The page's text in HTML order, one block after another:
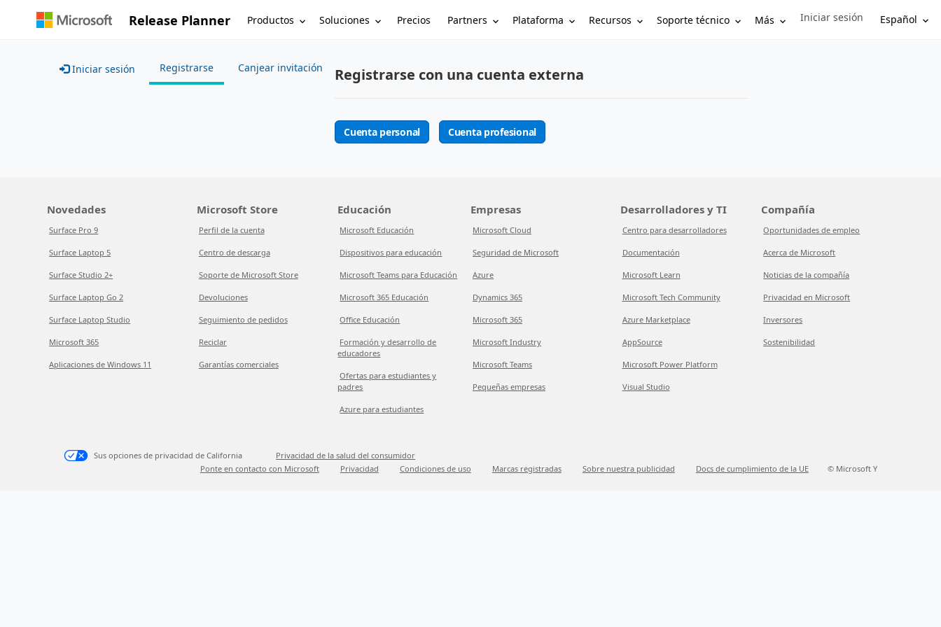
Release Planner Productos Soluciones Precios Partners Plataforma Recursos Soporte técnico Más Sign in to your account
Iniciar sesión Español
Iniciar sesión Registrarse Canjear invitación Registrarse con una cuenta externa
Cuenta personal Cuenta profesional
Novedades
Surface Pro 9
Surface Laptop 5
Surface Studio 2+
Surface Laptop Go 2
Surface Laptop Studio
Microsoft 365
Aplicaciones de Windows 11
Microsoft Store
Perfil de la cuenta
Centro de descarga
Soporte de Microsoft Store
Devoluciones
Seguimiento de pedidos
Reciclar
Garantías comerciales
Educación
Microsoft Educación
Dispositivos para educación
Microsoft Teams para Educación
Microsoft 365 Educación
Office Educación
Formación y desarrollo de
educadores
Ofertas para estudiantes y
padres
Azure para estudiantes
Empresas
Microsoft Cloud
Seguridad de Microsoft
Azure
Dynamics 365
Microsoft 365
Microsoft Industry
Microsoft Teams
Pequeñas empresas
Desarrolladores y TI
Centro para desarrolladores
Documentación
Microsoft Learn
Microsoft Tech Community
Azure Marketplace
AppSource
Microsoft Power Platform
Visual Studio
Compañía
Oportunidades de empleo
Acerca de Microsoft
Noticias de la compañía
Privacidad en Microsoft
Inversores
Sostenibilidad
Sus opciones de privacidad de California
Privacidad de la salud del consumidor
Ponte en contacto con Microsoft
Privacidad Condiciones de uso Marcas registradas Sobre nuestra publicidad Docs de cumplimiento de la UE © Microsoft Y